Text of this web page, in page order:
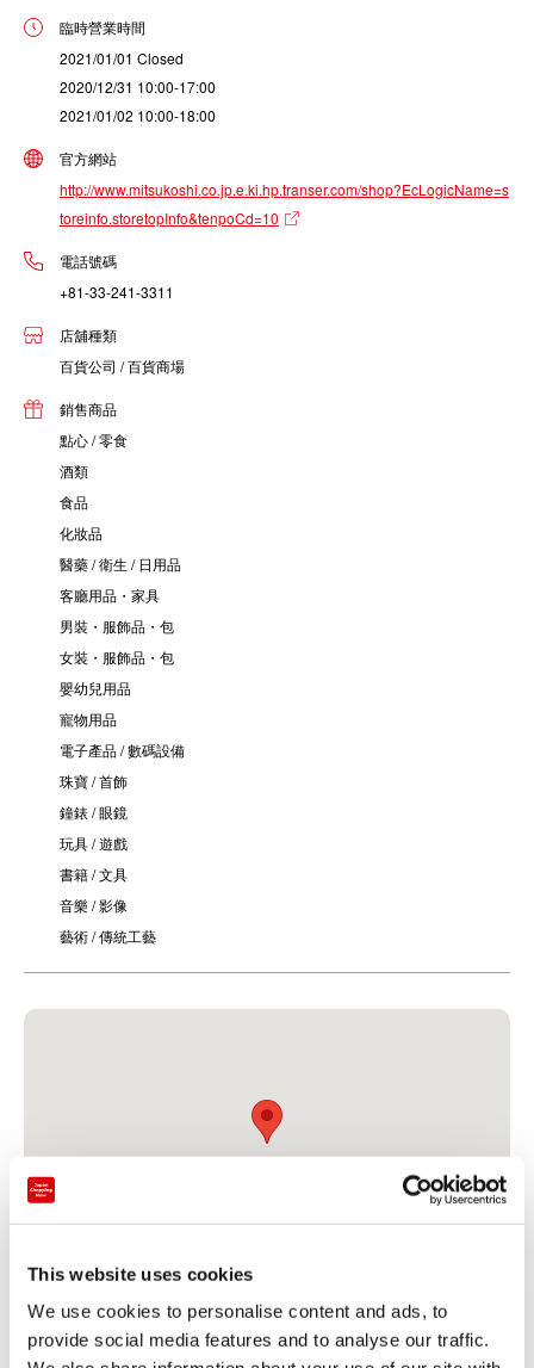
This website uses cookies
We use cookies to personalise content and ads, to
provide social media features and to analyse our traffic.
臨時營業時間
2021/01/01 Closed
2020/12/31 10:00-17:00
2021/01/02 10:00-18:00
官方網站
http://www.mitsukoshi.co.jp.e.ki.hp.transer.com/shop?EcLogicName=s
toreinfo.storetopInfo&tenpoCd=10
電話號碼
+81-33-241-3311
店舖種類
百貨公司 / 百貨商場
銷售商品
點心 / 零食
酒類
食品
化妝品
醫藥 / 衛生 / 日用品
客廳用品・家具
男裝・服飾品・包
女裝・服飾品・包
嬰幼兒用品
寵物用品
電子產品 / 數碼設備
珠寶 / 首飾
鐘錶 / 眼鏡
玩具 / 遊戲
書籍 / 文具
音樂 / 影像
藝術 / 傳統工藝
結算